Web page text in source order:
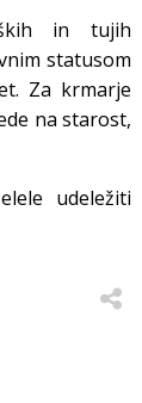
in tujih
statusom
Za krmarje
na starost,
udeležiti